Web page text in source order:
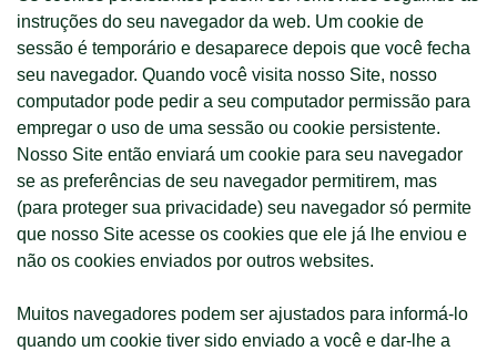
instruções do seu navegador da web. Um cookie de
sessão é temporário e desaparece depois que você fecha
seu navegador. Quando você visita nosso Site, nosso
computador pode pedir a seu computador permissão para
empregar o uso de uma sessão ou cookie persistente.
Nosso Site então enviará um cookie para seu navegador
se as preferências de seu navegador permitirem, mas
(para proteger sua privacidade) seu navegador só permite
que nosso Site acesse os cookies que ele já lhe enviou e
não os cookies enviados por outros websites.
Muitos navegadores podem ser ajustados para informá-lo
quando um cookie tiver sido enviado a você e dar-lhe a